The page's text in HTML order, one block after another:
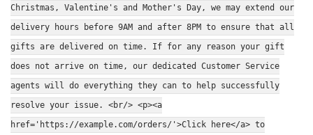
Christmas, Valentine's and Mother's Day, we may extend our
delivery hours before 9AM and after 8PM to ensure that all
gifts are delivered on time. If for any reason your gift
does not arrive on time, our dedicated Customer Service
agents will do everything they can to help successfully
resolve your issue. <br/> <p><a
href='https://example.com/orders/'>Click here</a> to